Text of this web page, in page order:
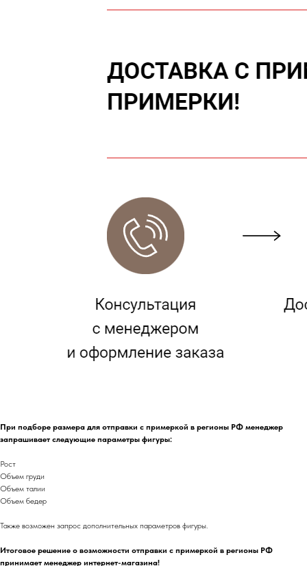
При подборе размера для отправки с примеркой в регионы РФ менеджер
запрашивает следующие параметры фигуры:
Рост
Объем груди
Объем талии
Объем бедер
Также возможен запрос дополнительных параметров фигуры.
Итоговое решение о возможности отправки с примеркой в регионы РФ
принимает менеджер интернет-магазина!